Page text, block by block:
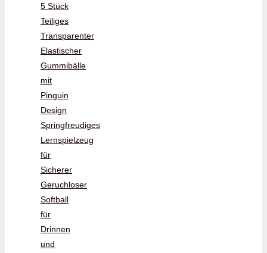
5 Stück
Teiliges
Transparenter
Elastischer
Gummibälle
mit
Pinguin
Design
Springfreudiges
Lernspielzeug
für
Sicherer
Geruchloser
Softball
für
Drinnen
und